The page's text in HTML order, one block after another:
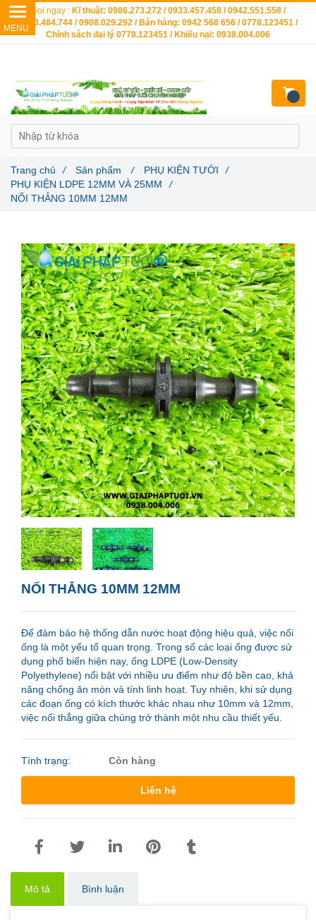
NỐI THẲNG 10MM 12MM
Để đảm bảo hệ thống dẫn nước hoạt động hiệu quả, việc nối
ống là một yếu tố quan trọng. Trong số các loại ống được sử
dụng phổ biến hiện nay, ống LDPE (Low-Density
Polyethylene) nổi bật với nhiều ưu điểm như độ bền cao, khả
năng chống ăn mòn và tính linh hoạt. Tuy nhiên, khi sử dụng
các đoạn ống có kích thước khác nhau như 10mm và 12mm,
việc nối thẳng giữa chúng trở thành một nhu cầu thiết yếu.
Tình trạng: Còn hàng
Liên hệ
Mô tả Bình luận
Trang chủ / Sản phẩm / PHỤ KIỆN TƯỚI
/
PHỤ KIỆN LDPE 12MM VÀ 25MM
/
NỐI THẲNG 10MM 12MM
Gọi ngay : Kĩ thuật: 0986.273.272 / 0933.457.458 / 0942.551.558 /
0903.484.744 / 0908.029.292 / Bán hàng: 0942 568 656 / 0778.123451 /
Chính sách đại lý 0778.123451 / Khiếu nại: 0938.004.006